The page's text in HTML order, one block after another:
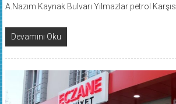
A.Nazım Kaynak Bulvarı Yılmazlar petrol
Devamını Oku